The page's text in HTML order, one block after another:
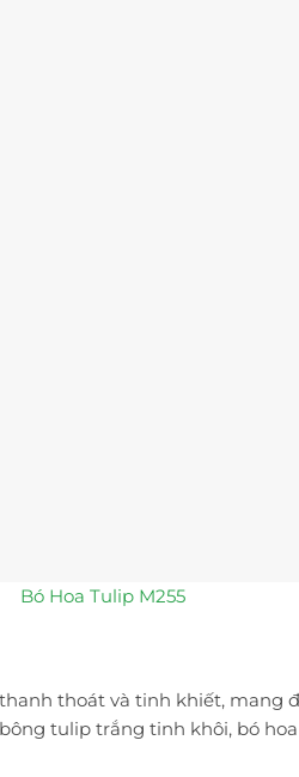
Bó Hoa Tulip M255
thoát và tinh khiết, mang
tulip trắng tinh khôi, bó